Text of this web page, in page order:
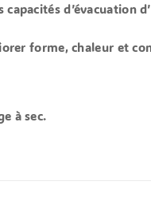
d’évacuation
forme, chaleur et
à sec.